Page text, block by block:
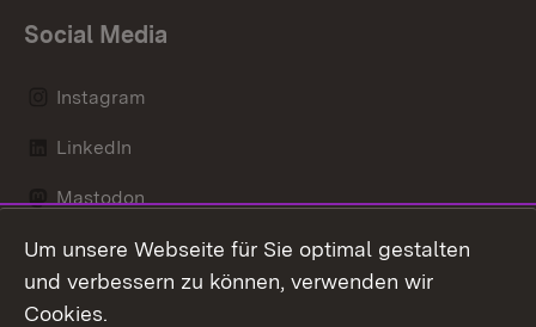
Social Media
Instagram
LinkedIn
Mastodon
Messenger
Um unsere Webseite für Sie optimal gestalten
und verbessern zu können, verwenden wir
Cookies.